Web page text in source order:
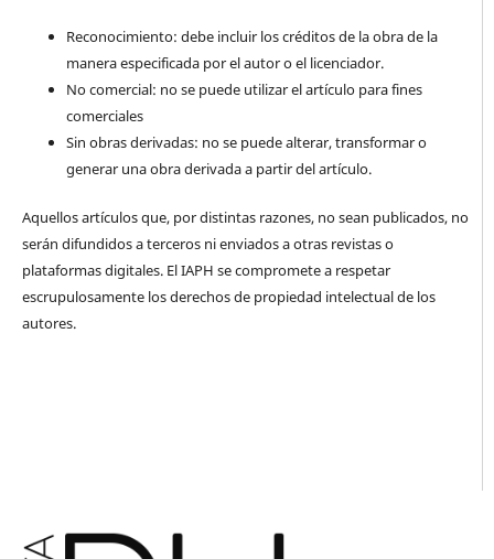
Reconocimiento: debe incluir los créditos de la obra de la
manera especificada por el autor o el licenciador.
No comercial: no se puede utilizar el artículo para fines
comerciales
Sin obras derivadas: no se puede alterar, transformar o
generar una obra derivada a partir del artículo.
Aquellos artículos que, por distintas razones, no sean publicados, no
serán difundidos a terceros ni enviados a otras revistas o
plataformas digitales. El IAPH se compromete a respetar
escrupulosamente los derechos de propiedad intelectual de los
autores.